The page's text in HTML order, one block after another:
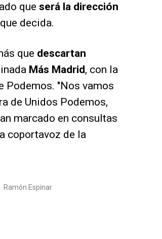
que será la dirección
decida.
que descartan
Más Madrid, con la
Podemos. "Nos vamos
de Unidos Podemos,
marcado en consultas
coportavoz de la
Ramón Espinar